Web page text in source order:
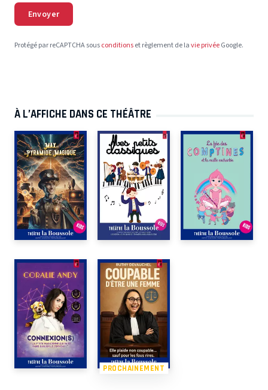
Envoyer
Protégé par reCAPTCHA sousconditionset règlement de lavie privéeGoogle.
À L’AFFICHE DANS CE THÉÂTRE
PROCHAINEMENT